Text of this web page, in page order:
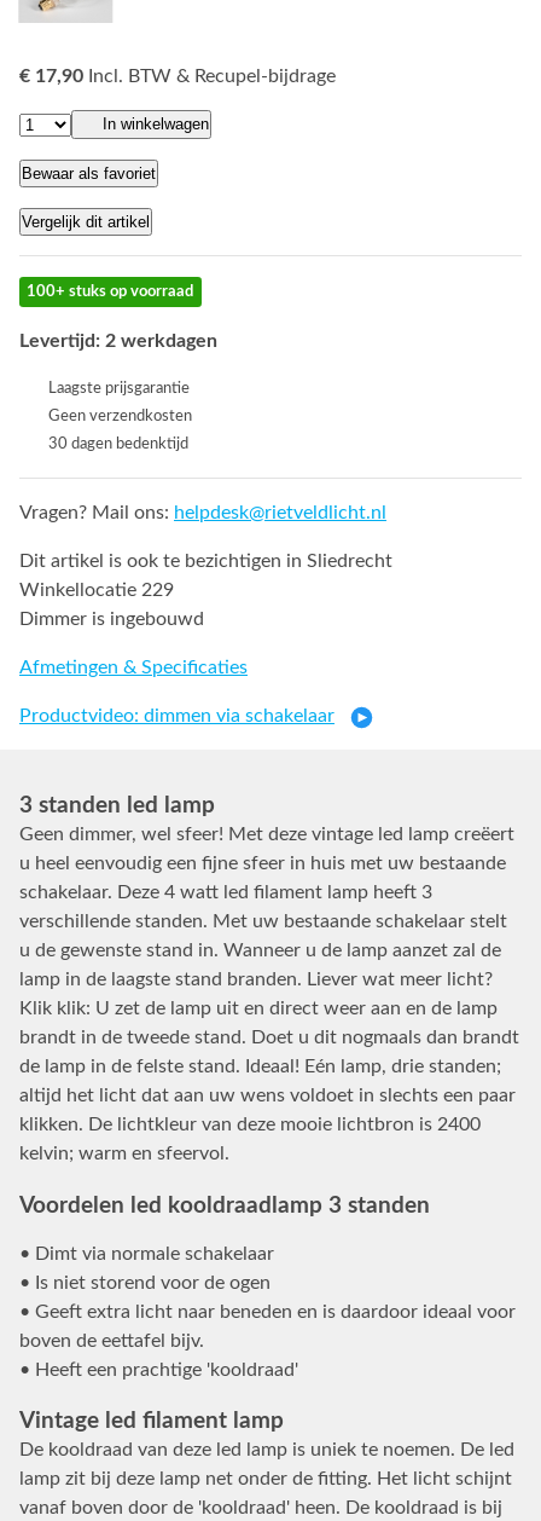
€ 17,90 Incl. BTW & Recupel-bijdrage
In winkelwagen
Bewaar als favoriet
Vergelijk dit artikel
100+ stuks op voorraad
Levertijd: 2 werkdagen
Laagste prijsgarantie
Geen verzendkosten
30 dagen bedenktijd
Vragen? Mail ons: helpdesk@rietveldlicht.nl
Dit artikel is ook te bezichtigen in Sliedrecht
Winkellocatie 229
Dimmer is ingebouwd
Afmetingen & Specificaties
Productvideo: dimmen via schakelaar
3 standen led lamp
Geen dimmer, wel sfeer! Met deze vintage led lamp creëert
u heel eenvoudig een fijne sfeer in huis met uw bestaande
schakelaar. Deze 4 watt led filament lamp heeft 3
verschillende standen. Met uw bestaande schakelaar stelt
u de gewenste stand in. Wanneer u de lamp aanzet zal de
lamp in de laagste stand branden. Liever wat meer licht?
Klik klik: U zet de lamp uit en direct weer aan en de lamp
brandt in de tweede stand. Doet u dit nogmaals dan brandt
de lamp in de felste stand. Ideaal! Eén lamp, drie standen;
altijd het licht dat aan uw wens voldoet in slechts een paar
klikken. De lichtkleur van deze mooie lichtbron is 2400
kelvin; warm en sfeervol.
Voordelen led kooldraadlamp 3 standen
• Dimt via normale schakelaar
• Is niet storend voor de ogen
• Geeft extra licht naar beneden en is daardoor ideaal voor
boven de eettafel bijv.
• Heeft een prachtige 'kooldraad'
Vintage led filament lamp
De kooldraad van deze led lamp is uniek te noemen. De led
lamp zit bij deze lamp net onder de fitting. Het licht schijnt
vanaf boven door de 'kooldraad' heen. De kooldraad is bij